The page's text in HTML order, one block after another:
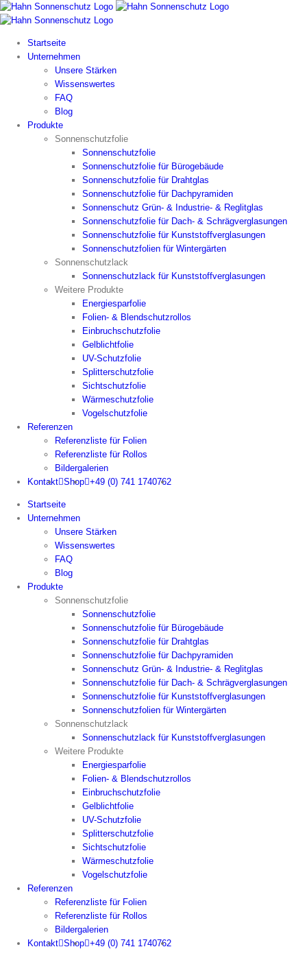
Zum
Inhalt
Startseite
Unternehmen
Unsere Stärken
Wissenswertes
FAQ
Blog
Produkte
Sonnenschutzfolie
Sonnenschutzfolie
Sonnenschutzfolie für Bürogebäude
Sonnenschutzfolie für Drahtglas
Sonnenschutzfolie für Dachpyramiden
Sonnenschutz Grün- & Industrie- & Reglitglas
Sonnenschutzfolie für Dach- & Schrägverglasungen
Sonnenschutzfolie für Kunststoffverglasungen
Sonnenschutzfolien für Wintergärten
Sonnenschutzlack
Sonnenschutzlack für Kunststoffverglasungen
Weitere Produkte
Energiesparfolie
Folien- & Blendschutzrollos
Einbruchschutzfolie
Gelblichtfolie
UV-Schutzfolie
Splitterschutzfolie
Sichtschutzfolie
Wärmeschutzfolie
Vogelschutzfolie
Referenzen
Referenzliste für Folien
Referenzliste für Rollos
Bildergalerien
Kontakt Shop +49 (0) 741 1740762
Startseite
Unternehmen
Unsere Stärken
Wissenswertes
FAQ
Blog
Produkte
Sonnenschutzfolie
Sonnenschutzfolie
Sonnenschutzfolie für Bürogebäude
Sonnenschutzfolie für Drahtglas
Sonnenschutzfolie für Dachpyramiden
Sonnenschutz Grün- & Industrie- & Reglitglas
Sonnenschutzfolie für Dach- & Schrägverglasungen
Sonnenschutzfolie für Kunststoffverglasungen
Sonnenschutzfolien für Wintergärten
Sonnenschutzlack
Sonnenschutzlack für Kunststoffverglasungen
Weitere Produkte
Energiesparfolie
Folien- & Blendschutzrollos
Einbruchschutzfolie
Gelblichtfolie
UV-Schutzfolie
Splitterschutzfolie
Sichtschutzfolie
Wärmeschutzfolie
Vogelschutzfolie
Referenzen
Referenzliste für Folien
Referenzliste für Rollos
Bildergalerien
Kontakt Shop +49 (0) 741 1740762